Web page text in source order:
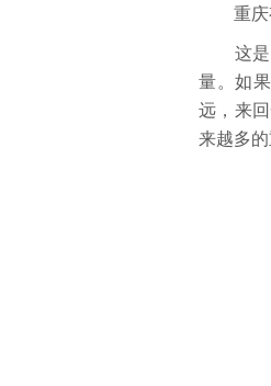
重庆有
这是因
量。如
远，来
来越多